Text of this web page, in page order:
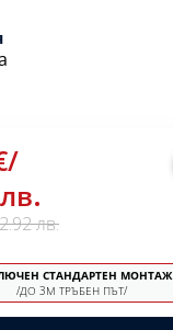
/
лв.
СТАНДАРТЕН МОНТАЖ
/ДО 3М ТРЪБЕН ПЪТ/